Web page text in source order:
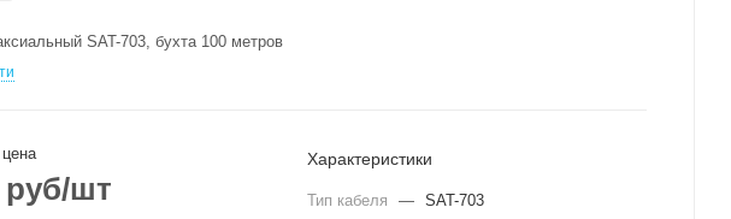
SAT-703, бухта 100 метров
руб/шт
Характеристики
Тип кабеля — SAT-703